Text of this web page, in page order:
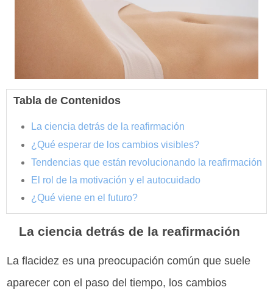
Tabla de Contenidos
La ciencia detrás de la reafirmación
¿Qué esperar de los cambios visibles?
Tendencias que están revolucionando la reafirmación
El rol de la motivación y el autocuidado
¿Qué viene en el futuro?
La ciencia detrás de la reafirmación
La flacidez es una preocupación común que suele
aparecer con el paso del tiempo, los cambios